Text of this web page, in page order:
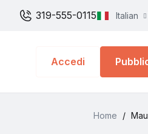
319-555-0115 Italian
Accedi
Home /